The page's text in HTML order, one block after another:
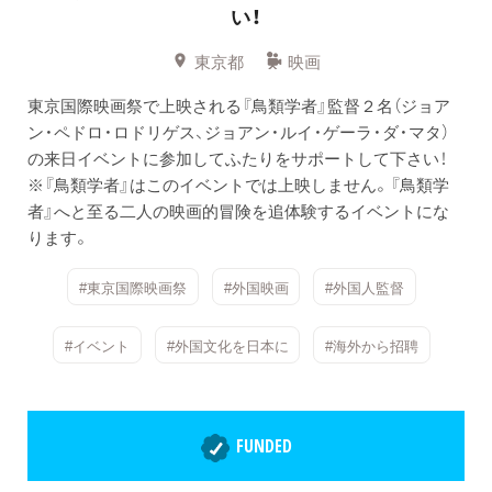
い！
東京都
映画
東京国際映画祭で上映される『鳥類学者』監督２名（ジョア
ン・ペドロ・ロドリゲス、ジョアン・ルイ・ゲーラ・ダ・マタ）
の来日イベントに参加してふたりをサポートして下さい！
※『鳥類学者』はこのイベントでは上映しません。『鳥類学
者』へと至る二人の映画的冒険を追体験するイベントにな
ります。
#東京国際映画祭 #外国映画 #外国人監督
#イベント #外国文化を日本に #海外から招聘
FUNDED